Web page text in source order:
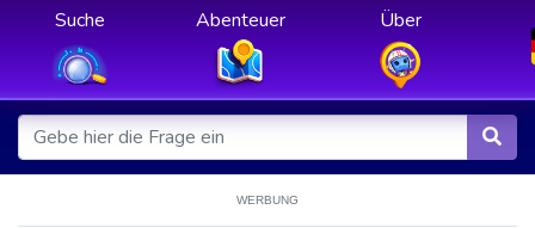
Suche Abenteuer Über
WERBUNG